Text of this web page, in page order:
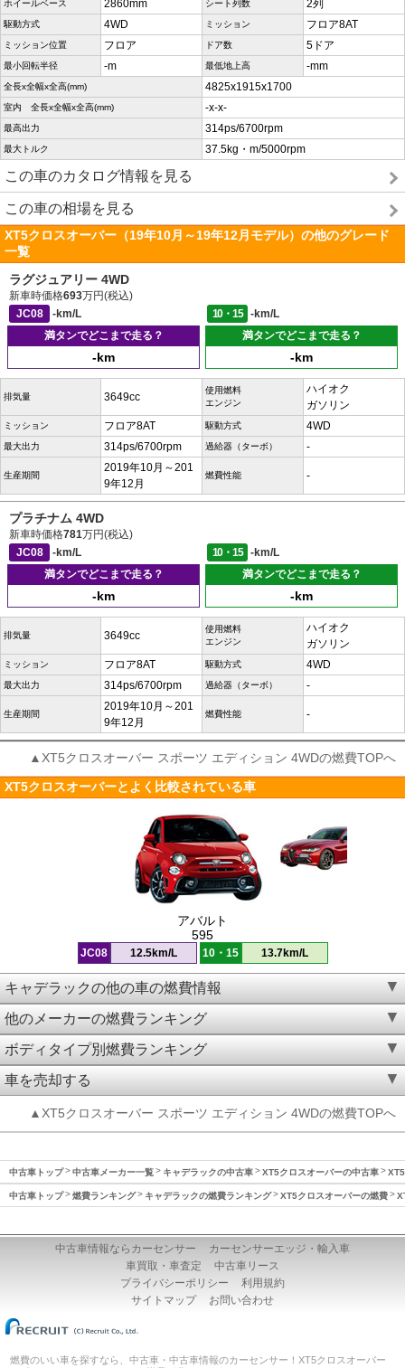
ホイールベース 2860mm シート列数 2列
駆動方式 4WD ミッション フロア8AT
ミッション位置 フロア ドア数 5ドア
最小回転半径 -m 最低地上高 -mm
全長x全幅x全高(mm) 4825x1915x1700
室内 全長x全幅x全高(mm) -x-x-
最高出力 314ps/6700rpm
最大トルク 37.5kg・m/5000rpm
この車のカタログ情報を見る
この車の相場を見る
XT5クロスオーバー（19年10月～19年12月モデル）の他のグレード
一覧
ラグジュアリー 4WD
新車時価格693万円(税込)
JC08
-km/L 10・15
-km/L
満タンでどこまで走る？
-km
満タンでどこまで走る？
-km
排気量 3649cc
使用燃料
エンジン
ハイオク
ガソリン
ミッション フロア8AT 駆動方式 4WD
最大出力 314ps/6700rpm 過給器（ターボ） -
生産期間
2019年10月～201
9年12月
燃費性能 -
プラチナム 4WD
新車時価格781万円(税込)
JC08
-km/L 10・15
-km/L
満タンでどこまで走る？
-km
満タンでどこまで走る？
-km
排気量 3649cc
使用燃料
エンジン
ハイオク
ガソリン
ミッション フロア8AT 駆動方式 4WD
最大出力 314ps/6700rpm 過給器（ターボ） -
生産期間
2019年10月～201
9年12月
燃費性能 -
▲XT5クロスオーバー スポーツ エディション 4WDの燃費TOPへ
XT5クロスオーバーとよく比較されている車
アバルト
595
JC08 12.5km/L 10・15 13.7km/L
キャデラックの他の車の燃費情報
他のメーカーの燃費ランキング
ボディタイプ別燃費ランキング
車を売却する
▲XT5クロスオーバー スポーツ エディション 4WDの燃費TOPへ
中古車トップ 中古車メーカー一覧 キャデラックの中古車 XT5クロスオーバーの中古車
中古車トップ 燃費ランキング キャデラックの燃費ランキング XT5クロスオーバーの燃費
中古車情報ならカーセンサー
カーセンサーエッジ・輸入車
車買取・車査定
中古車リース
プライバシーポリシー
利用規約
サイトマップ
お問い合わせ
燃費のいい車を探すなら、中古車・中古車情報のカーセンサー！XT5クロスオーバー